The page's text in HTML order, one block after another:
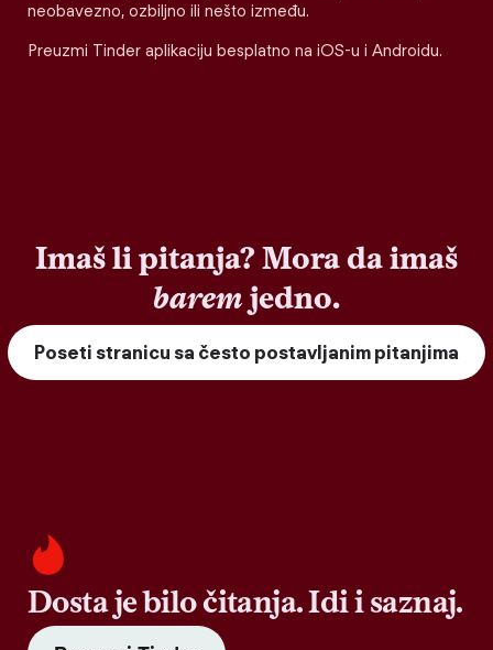
neobavezno, ozbiljno ili nešto između.
Preuzmi Tinder aplikaciju besplatno na iOS-u i Androidu.
Imaš li pitanja? Mora da imaš
baremjedno.
Poseti stranicu sa često postavljanim pitanjima
Dosta je bilo čitanja. Idi i saznaj.